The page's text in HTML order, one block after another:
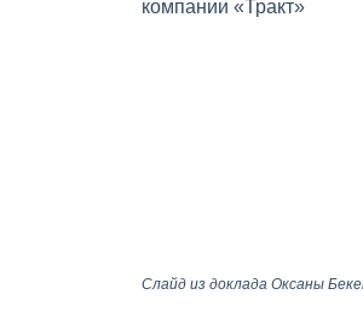
Слайд из доклада Оксаны